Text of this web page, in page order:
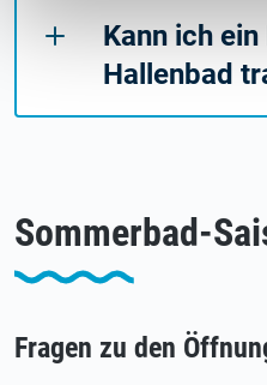
Kann ich
Hallenbad
Sommerbad-
Fragen zu den